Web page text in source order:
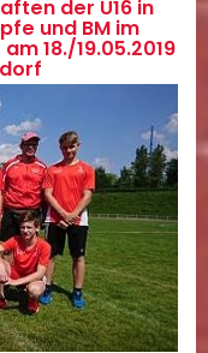
der U16 in
und BM im
18./19.05.2019